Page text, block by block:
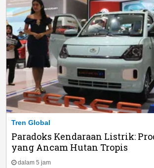
Tren Global
Paradoks Kendaraan Listrik:
yang Ancam Hutan Tropis
dalam 5 jam